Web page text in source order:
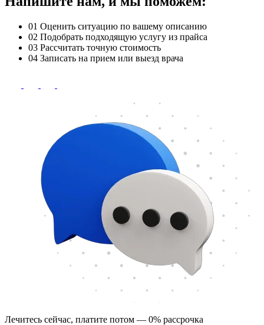
01 Оценить ситуацию по вашему описанию
02 Подобрать подходящую услугу из прайса
03 Рассчитать точную стоимость
04 Записать на прием или выезд врача
Лечитесь сейчас, платите потом — 0% рассрочка